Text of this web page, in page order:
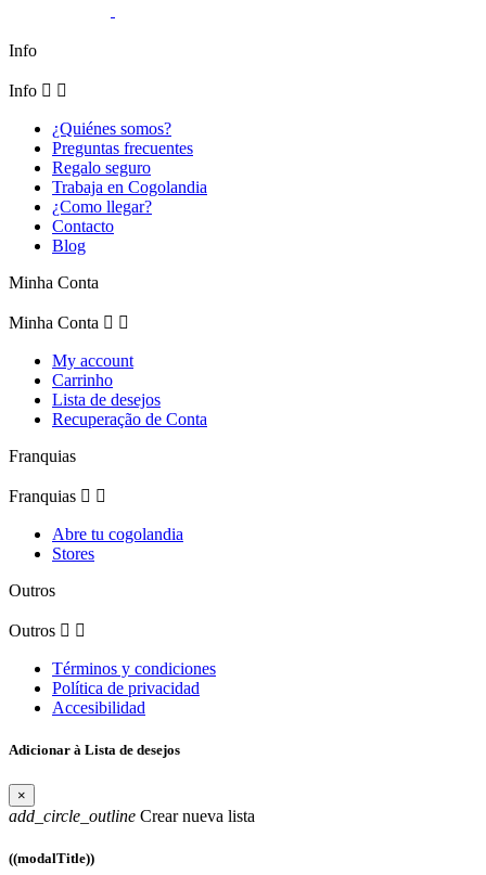
Info
Info  
¿Quiénes somos?
Preguntas frecuentes
Regalo seguro
Trabaja en Cogolandia
¿Como llegar?
Contacto
Blog
Minha Conta
Minha Conta  
My account
Carrinho
Lista de desejos
Recuperação de Conta
Franquias
Franquias  
Abre tu cogolandia
Stores
Outros
Outros  
Términos y condiciones
Política de privacidad
Accesibilidad
Adicionar à Lista de desejos
×
add_circle_outline Crear nueva lista
((modalTitle))